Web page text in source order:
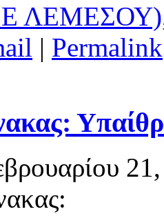
ΛΕΜΕΣΟΥ)
| Permalink